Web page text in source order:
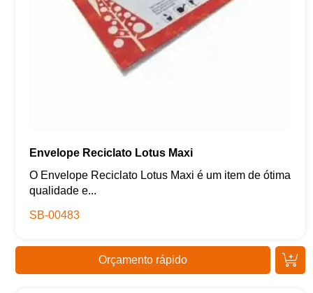
Envelope Reciclato Lotus Maxi
O Envelope Reciclato Lotus Maxi é um item de ótima
qualidade e...
SB-00483
Orçamento rápido